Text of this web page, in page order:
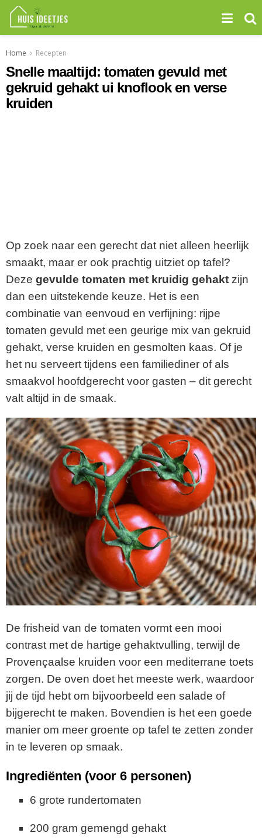
Home Recepten
Snelle maaltijd: tomaten gevuld met
gekruid gehakt ui knoflook en verse
kruiden
Op zoek naar een gerecht dat niet alleen heerlijk
smaakt, maar er ook prachtig uitziet op tafel?
Deze gevulde tomaten met kruidig gehakt zijn
dan een uitstekende keuze. Het is een
combinatie van eenvoud en verfijning: rijpe
tomaten gevuld met een geurige mix van gekruid
gehakt, verse kruiden en gesmolten kaas. Of je
het nu serveert tijdens een familiediner of als
smaakvol hoofdgerecht voor gasten – dit gerecht
valt altijd in de smaak.
De frisheid van de tomaten vormt een mooi
contrast met de hartige gehaktvulling, terwijl de
Provençaalse kruiden voor een mediterrane toets
zorgen. De oven doet het meeste werk, waardoor
jij de tijd hebt om bijvoorbeeld een salade of
bijgerecht te maken. Bovendien is het een goede
manier om meer groente op tafel te zetten zonder
in te leveren op smaak.
Ingrediënten (voor 6 personen)
6 grote rundertomaten
200 gram gemengd gehakt